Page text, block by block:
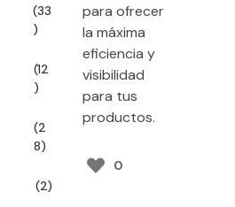
para ofrecer
la máxima
eficiencia y
visibilidad
para tus
productos.
0
33
12
2
8
2